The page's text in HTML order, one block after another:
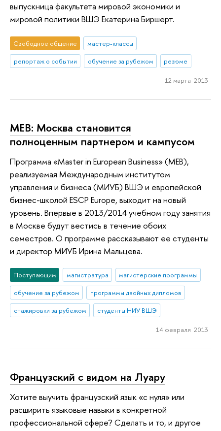
выпускница факультета мировой экономики и
мировой политики ВШЭ Екатерина Биршерт.
Свободное общение
мастер-классы
репортаж о событии
обучение за рубежом резюме
12 марта 2013
MEB: Москва становится
полноценным партнером и кампусом
Программа «Master in European Business» (MEB),
реализуемая Международным институтом
управления и бизнеса (МИУБ) ВШЭ и европейской
бизнес-школой ESCP Europe, выходит на новый
уровень. Впервые в 2013/2014 учебном году занятия
в Москве будут вестись в течение обоих
семестров. О программе рассказывают ее студенты
и директор МИУБ Ирина Мальцева.
Поступающим магистратура
магистерские программы
обучение за рубежом
программы двойных дипломов
стажировки за рубежом
студенты НИУ ВШЭ
14 февраля 2013
Французский с видом на Луару
Хотите выучить французский язык «с нуля» или
расширить языковые навыки в конкретной
профессиональной сфере? Сделать и то, и другое